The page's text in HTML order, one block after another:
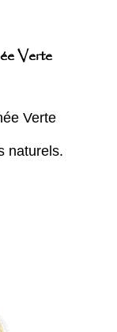
Verte
Verte
naturels.